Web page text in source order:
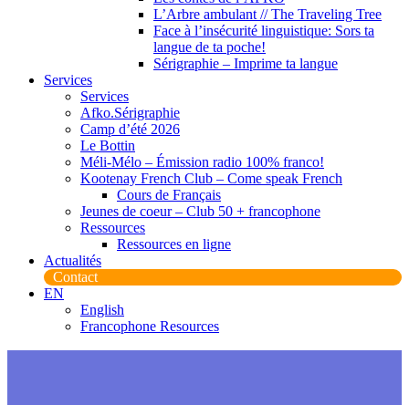
L’Arbre ambulant // The Traveling Tree
Face à l’insécurité linguistique: Sors ta
langue de ta poche!
Sérigraphie – Imprime ta langue
Services
Services
Afko.Sérigraphie
Camp d’été 2026
Le Bottin
Méli-Mélo – Émission radio 100% franco!
Kootenay French Club – Come speak French
Cours de Français
Jeunes de coeur – Club 50 + francophone
Ressources
Ressources en ligne
Actualités
Contact
EN
English
Francophone Resources